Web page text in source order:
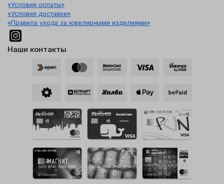
«Условия оплаты»
«Условия доставки»
«Правила ухода за ювелирными изделиями»
Наши контакты